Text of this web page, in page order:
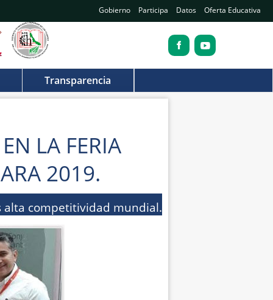
Gobierno Participa Datos Oferta Educativa
Transparencia
LA FERIA
2019.
alta competitividad mundial.